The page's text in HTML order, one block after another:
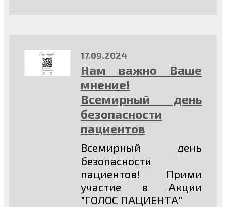
17.09.2024
Нам важно Ваше
мнение!
Всемирный день
безопасности
пациентов
Всемирный день
безопасности
пациентов! Прими
участие в Акции
"ГОЛОС ПАЦИЕНТА"